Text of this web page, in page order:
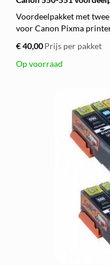
Voordeelpakket met
voor Canon Pixma
€ 40,00Prijs per pakket
Op voorraad